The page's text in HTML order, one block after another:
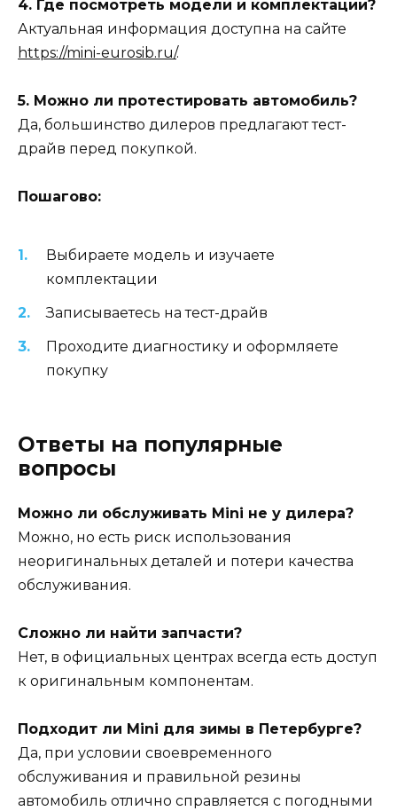
4. Где посмотреть модели и комплектации?
Актуальная информация доступна на сайте
https://mini-eurosib.ru/.
5. Можно ли протестировать автомобиль?
Да, большинство дилеров предлагают тест-
драйв перед покупкой.
Пошагово:
Выбираете модель и изучаете
комплектации
Записываетесь на тест-драйв
Проходите диагностику и оформляете
покупку
Ответы на популярные
вопросы
Можно ли обслуживать Mini не у дилера?
Можно, но есть риск использования
неоригинальных деталей и потери качества
обслуживания.
Сложно ли найти запчасти?
Нет, в официальных центрах всегда есть доступ
к оригинальным компонентам.
Подходит ли Mini для зимы в Петербурге?
Да, при условии своевременного
обслуживания и правильной резины
автомобиль отлично справляется с погодными